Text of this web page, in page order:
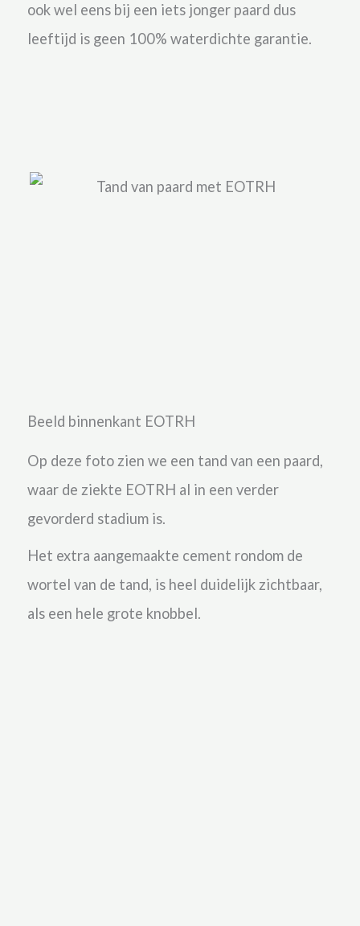
ook wel eens bij een iets jonger paard dus
leeftijd is geen 100% waterdichte garantie.
Beeld binnenkant EOTRH
Op deze foto zien we een tand van een paard,
waar de ziekte EOTRH al in een verder
gevorderd stadium is.
Het extra aangemaakte cement rondom de
wortel van de tand, is heel duidelijk zichtbaar,
als een hele grote knobbel.